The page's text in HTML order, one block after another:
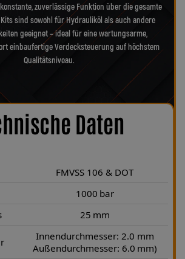
zuverlässige Funktion über die gesamte
sind sowohl für Hydrauliköl als auch andere
geeignet – ideal für eine wartungsarme,
einbaufertige Verdecksteuerung auf höchstem
Qualitätsniveau.
Daten
FMVSS 106 & DOT
1000 bar
25 mm
Innendurchmesser: 2.0 mm
Außendurchmesser: 6.0 mm)